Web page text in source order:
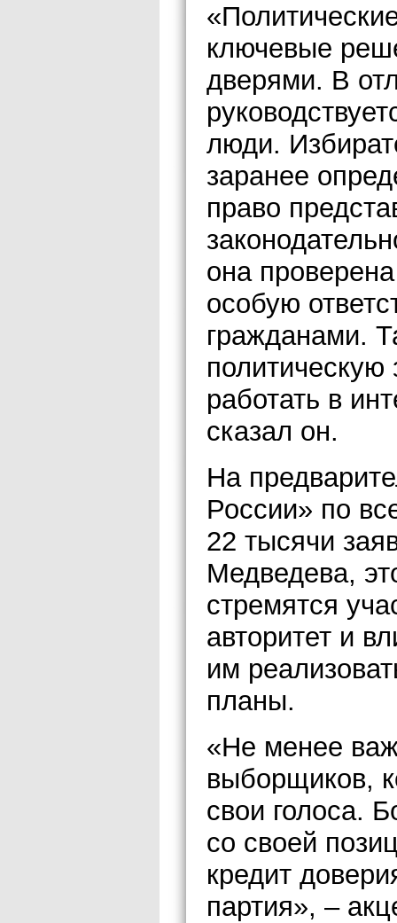
ключевые
дверями. В
люди.
заранее
право
она
особую
гражданами.
политическую
работать в
сказал он.
На
России» по
22 тысячи
Медведева,
стремятся
авторитет и
им
планы.
«Не менее
выборщиков,
свои голоса.
со своей
кредит
партия», –